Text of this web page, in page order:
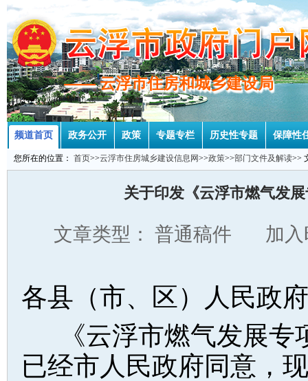
—— 云浮市住房和城乡建设局
—— 云浮市住房和城乡建设局
频道首页 政务公开 政策 专题专栏 历史性专题 保障性
您所在的位置： 首页>>云浮市住房城乡建设信息网>>政策>>部门文件及解读>>
关于印发《云浮市燃气发
文章类型： 普通稿件 加入
各县（市、区）人民政
《云浮市燃气发展
已经市人民政府同意，